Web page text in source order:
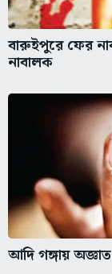
বারুইপুরে ফের
নাবালক
আদি গঙ্গায়